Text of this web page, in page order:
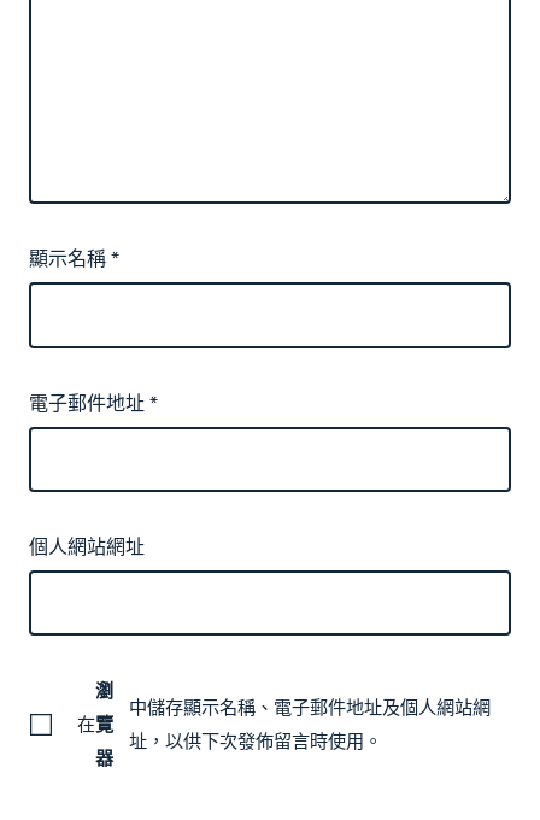
顯示名稱*
電子郵件地址*
個人網站網址
在
瀏
覽
器
中儲存顯示名稱、電子郵件地址及個人網站網
址，以供下次發佈留言時使用。